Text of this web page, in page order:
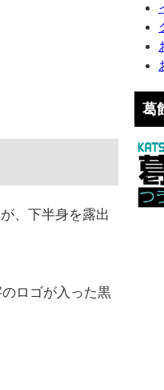
、下半身を露出
ロゴが入った黒
葛